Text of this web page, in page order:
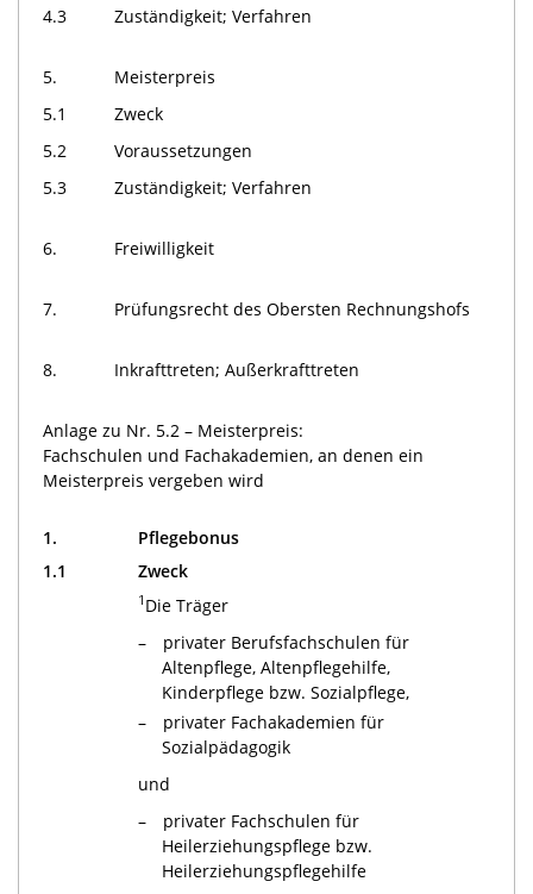
4.3 Zuständigkeit; Verfahren
5.
Meisterpreis
5.1
Zweck
5.2
Voraussetzungen
5.3
Zuständigkeit; Verfahren
6. Freiwilligkeit
7. Prüfungsrecht des Obersten Rechnungshofs
8. Inkrafttreten; Außerkrafttreten
Anlage zu Nr. 5.2 – Meisterpreis:
Fachschulen und Fachakademien, an denen ein
Meisterpreis vergeben wird
1.
Pflegebonus
1.1
Zweck
1 Die Träger
privater Berufsfachschulen für
Altenpflege, Altenpflegehilfe,
Kinderpflege bzw. Sozialpflege,
privater Fachakademien für
Sozialpädagogik
und
privater Fachschulen für
Heilerziehungspflege bzw.
Heilerziehungspflegehilfe